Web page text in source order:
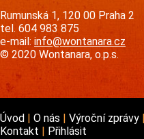
Rumunská 1, 120 00 Praha 2
tel. 604 983 875
e-mail: info@wontanara.cz
© 2020 Wontanara, o.p.s.
Úvod O nás Výroční zprávy
Kontakt
Přihlásit